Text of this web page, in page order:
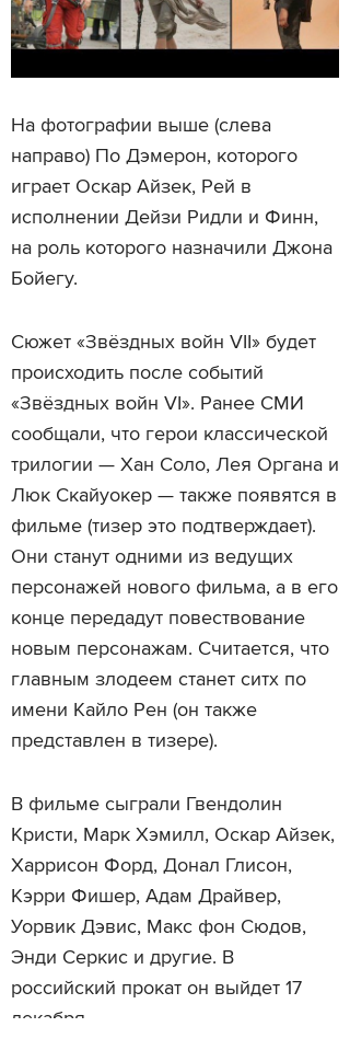
На фотографии выше (слева
направо) По Дэмерон, которого
играет Оскар Айзек, Рей в
исполнении Дейзи Ридли и Финн,
на роль которого назначили Джона
Бойегу.
Сюжет «Звёздных войн VII» будет
происходить после событий
«Звёздных войн VI». Ранее СМИ
сообщали, что герои классической
трилогии — Хан Соло, Лея Органа и
Люк Скайуокер — также появятся в
фильме (тизер это подтверждает).
Они станут одними из ведущих
персонажей нового фильма, а в его
конце передадут повествование
новым персонажам. Считается, что
главным злодеем станет ситх по
имени Кайло Рен (он также
представлен в тизере).
В фильме сыграли Гвендолин
Кристи, Марк Хэмилл, Оскар Айзек,
Харрисон Форд, Донал Глисон,
Кэрри Фишер, Адам Драйвер,
Уорвик Дэвис, Макс фон Сюдов,
Энди Серкис и другие. В
российский прокат он выйдет 17
декабря.